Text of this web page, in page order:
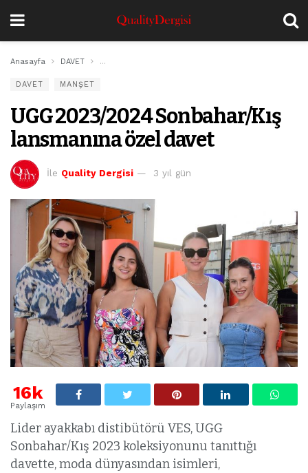
Anasayfa DAVET UGG 2023/2024 Sonbahar/Kış lansmanına özel davet
DAVET MANŞET
UGG 2023/2024 Sonbahar/Kış
lansmanına özel davet
İle Quality Dergisi 3 yıl gün
16k
Paylaşım
Lider ayakkabı distibütörü VES, UGG
Sonbahar/Kış 2023 koleksiyonunu tanıttığı
davette, moda dünyasından isimleri,